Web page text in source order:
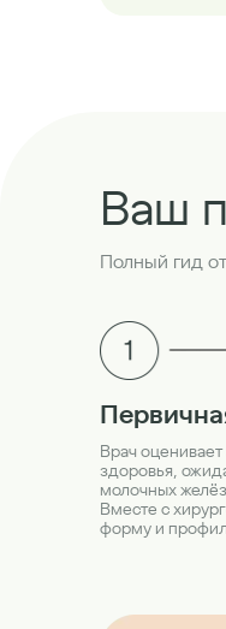
Ваш
Полный гид
Врач
здоровья,
молочных
Вместе с
форму и